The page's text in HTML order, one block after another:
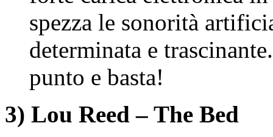
spezza le sonorità
determinata e
punto e basta!
3) Lou Reed – The Bed